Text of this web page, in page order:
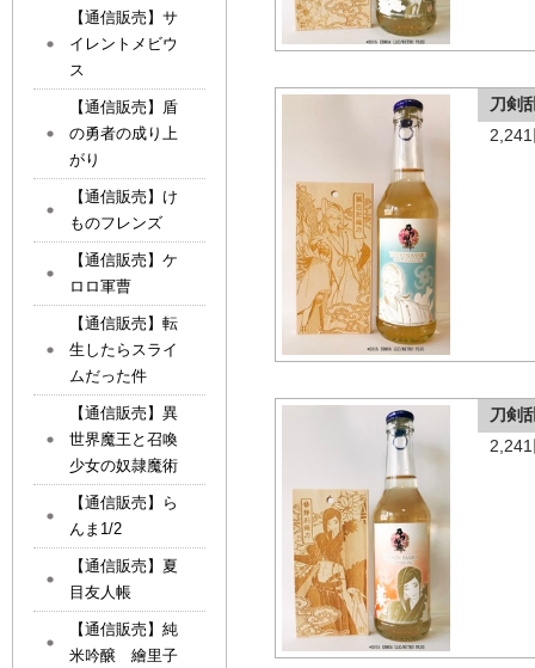
刀剣
刀剣
【通信販売】サ
イレントメビウ
ス
【通信販売】盾
の勇者の成り上
がり
【通信販売】け
ものフレンズ
【通信販売】ケ
ロロ軍曹
【通信販売】転
生したらスライ
ムだった件
【通信販売】異
世界魔王と召喚
少女の奴隷魔術
【通信販売】ら
んま1/2
【通信販売】夏
目友人帳
【通信販売】純
米吟醸 繪里子